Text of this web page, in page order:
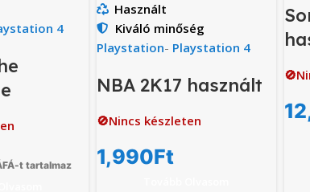
4
t tartalmaz
Használt
Kiváló minőség
Playstation- Playstation 4
NBA 2K17 használt
🚫Nincs készleten
1,990Ft